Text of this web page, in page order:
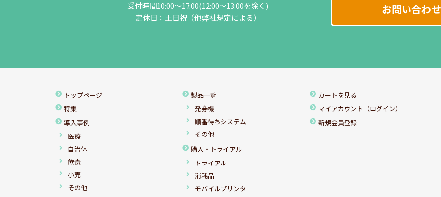
受付時間10:00～17:00(12:00～13:00を除く)
定休日：土日祝（他弊社規定による）
お問い合わ
トップページ
特集
導入事例
医療
自治体
飲食
小売
その他
製品一覧
発券機
順番待ちシステム
その他
購入・トライアル
トライアル
消耗品
モバイルプリンタ
カートを見る
マイアカウント（ログイン）
新規会員登録